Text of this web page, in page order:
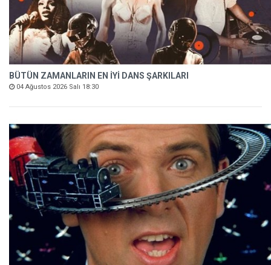
BÜTÜN ZAMANLARIN EN İYİ DANS ŞARKILARI
04 Ağustos 2026 Salı 18:30